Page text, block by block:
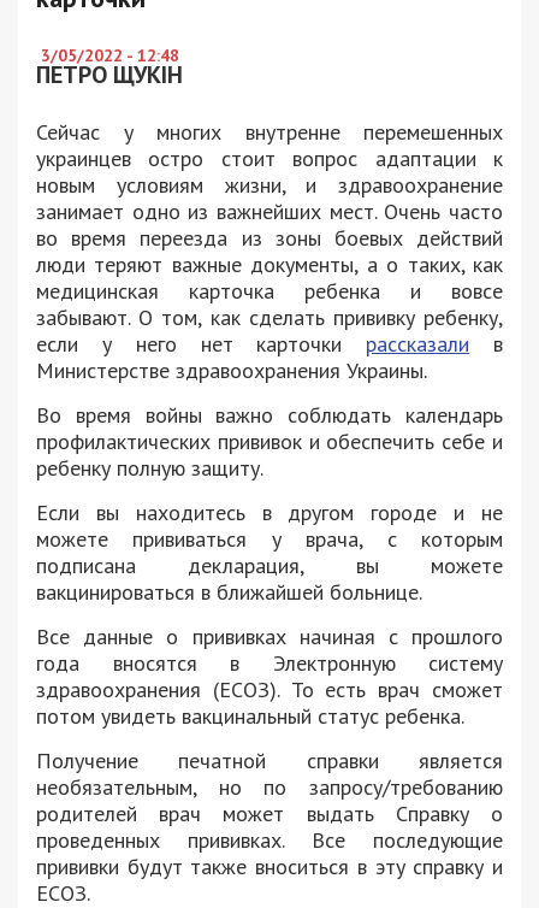
3/05/2022 - 12:48
ПЕТРО ЩУКІН
Сейчас у многих внутренне перемешенных
украинцев остро стоит вопрос адаптации к
новым условиям жизни, и здравоохранение
занимает одно из важнейших мест. Очень часто
во время переезда из зоны боевых действий
люди теряют важные документы, а о таких, как
медицинская карточка ребенка и вовсе
забывают. О том, как сделать прививку ребенку,
если у него нет карточки рассказали в
Министерстве здравоохранения Украины.
Во время войны важно соблюдать календарь
профилактических прививок и обеспечить себе и
ребенку полную защиту.
Если вы находитесь в другом городе и не
можете прививаться у врача, с которым
подписана декларация, вы можете
вакцинироваться в ближайшей больнице.
Все данные о прививках начиная с прошлого
года вносятся в Электронную систему
здравоохранения (ЕСОЗ). То есть врач сможет
потом увидеть вакцинальный статус ребенка.
Получение печатной справки является
необязательным, но по запросу/требованию
родителей врач может выдать Справку о
проведенных прививках. Все последующие
прививки будут также вноситься в эту справку и
ЕСОЗ.